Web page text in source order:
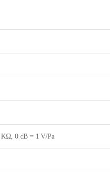
0 dB = 1 V/Pa